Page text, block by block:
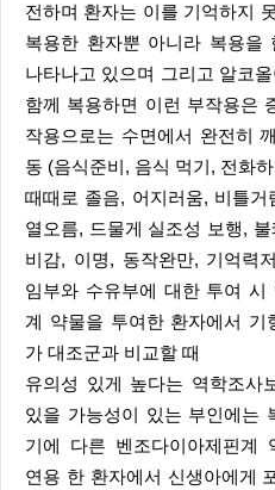
전하며 환자는 이를 기억하지
복용한 환자뿐 아니라 복용을
나타나고 있으며 그리고 알코
함께 복용하면 이런 부작용은
작용으로는 수면에서 완전히
동 (음식준비, 음식 먹기, 전화
때때로 졸음, 어지러움, 비틀
열오름, 드물게 실조성 보행,
비감, 이명, 동작완만, 기억력
임부와 수유부에 대한 투여 시
계 약물을 투여한 환자에서 기
가 대조군과 비교할 때
유의성 있게 높다는 역학조사보고가 있고 임부 및 임신하고
있을 가능성이 있는 부인에는
기에 다른 벤조다이아제핀계
연용 한 환자에서 신생아에게